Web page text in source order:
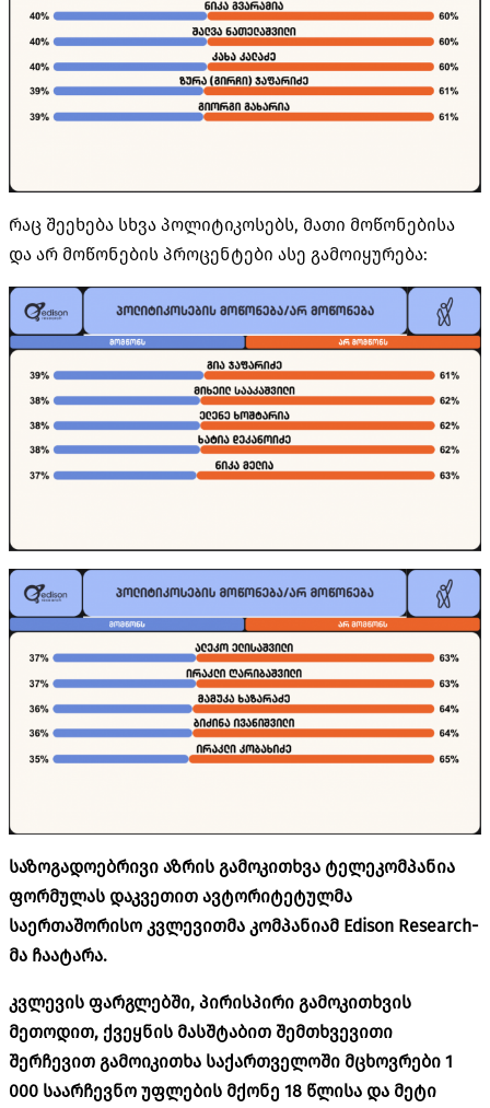
რაც შეეხება სხვა პოლიტიკოსებს, მათი მოწონებისა
და არ მოწონების პროცენტები ასე გამოიყურება:
საზოგადოებრივი აზრის გამოკითხვა ტელეკომპანია
ფორმულას დაკვეთით ავტორიტეტულმა
საერთაშორისო კვლევითმა კომპანიამ Edison Research-
მა ჩაატარა.
კვლევის ფარგლებში, პირისპირი გამოკითხვის
მეთოდით, ქვეყნის მასშტაბით შემთხვევითი
შერჩევით გამოიკითხა საქართველოში მცხოვრები 1
000 საარჩევნო უფლების მქონე 18 წლისა და მეტი